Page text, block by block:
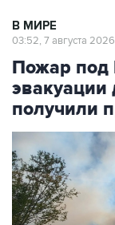
В МИРЕ
03:52, 7 августа 2026
Пожар под
эвакуации
получили